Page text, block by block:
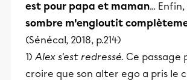
est pour papa et maman... Enfin,
sombre m'engloutit
(Sénécal, 2018, p.214)
1) Alex s'est redressé. Ce passage
croire que son alter ego a pris le